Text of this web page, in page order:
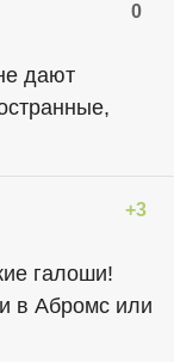
0
дают
+3
галоши!
в Абромс или